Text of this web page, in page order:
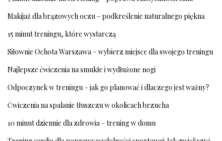
Makijaż dla brązowych oczu – podkreślenie naturalnego piękna
15 minut treningu, które wystarczą
Siłownie Ochota Warszawa – wybierz miejsce dla swojego treningu
Najlepsze ćwiczenia na smukłe i wydłużone nogi
Odpoczynek w treningu – jak go planować i dlaczego jest ważny?
Ćwiczenia na spalanie tłuszczu w okolicach brzucha
10 minut dziennie dla zdrowia – trening w domu